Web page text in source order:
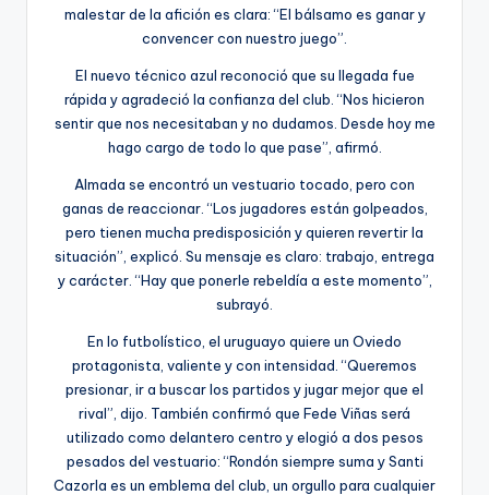
malestar de la afición es clara: “El bálsamo es ganar y
convencer con nuestro juego”.
El nuevo técnico azul reconoció que su llegada fue
rápida y agradeció la confianza del club. “Nos hicieron
sentir que nos necesitaban y no dudamos. Desde hoy me
hago cargo de todo lo que pase”, afirmó.
Almada se encontró un vestuario tocado, pero con
ganas de reaccionar. “Los jugadores están golpeados,
pero tienen mucha predisposición y quieren revertir la
situación”, explicó. Su mensaje es claro: trabajo, entrega
y carácter. “Hay que ponerle rebeldía a este momento”,
subrayó.
En lo futbolístico, el uruguayo quiere un Oviedo
protagonista, valiente y con intensidad. “Queremos
presionar, ir a buscar los partidos y jugar mejor que el
rival”, dijo. También confirmó que Fede Viñas será
utilizado como delantero centro y elogió a dos pesos
pesados del vestuario: “Rondón siempre suma y Santi
Cazorla es un emblema del club, un orgullo para cualquier